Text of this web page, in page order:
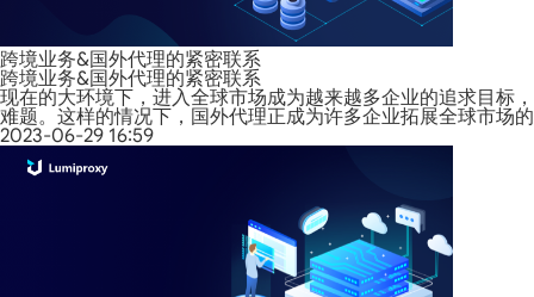
跨境业务&国外代理的紧密联系
跨境业务&国外代理的紧密联系
现在的大环境下，进入全球市场成为越来越多企业的追求目标
难题。这样的情况下，国外代理正成为许多企业拓展全球市场
2023-06-29 16:59